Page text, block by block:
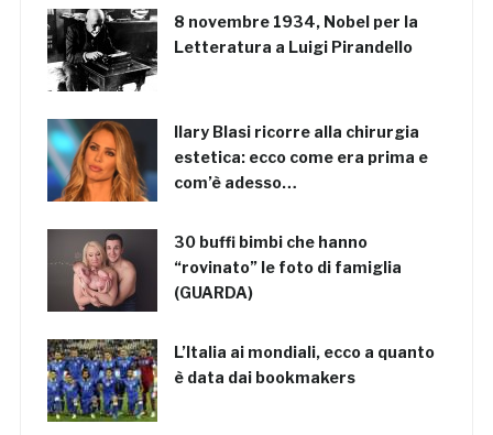
8 novembre 1934, Nobel per la
Letteratura a Luigi Pirandello
Ilary Blasi ricorre alla chirurgia
estetica: ecco come era prima e
com’è adesso…
30 buffi bimbi che hanno
“rovinato” le foto di famiglia
(GUARDA)
L’Italia ai mondiali, ecco a quanto
è data dai bookmakers